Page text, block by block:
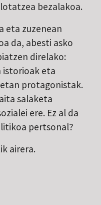
bezalakoa.
eta zuzenean
da, abesti asko
direlako:
istorioak eta
protagonistak.
salaketa
ere. Ez al da
pertsonal?
airera.